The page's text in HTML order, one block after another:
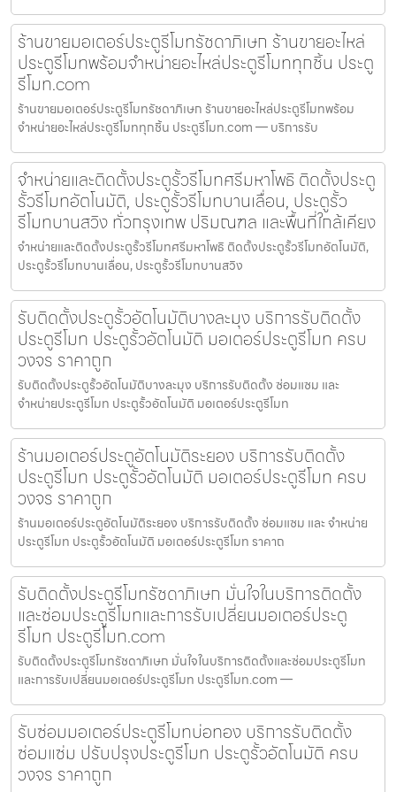
ร้านขายมอเตอร์ประตูรีโมทรัชดาภิเษก ร้านขายอะไหล่
ประตูรีโมทพร้อมจำหน่ายอะไหล่ประตูรีโมททุกชิ้น ประตู
รีโมท.com
ร้านขายมอเตอร์ประตูรีโมทรัชดาภิเษก ร้านขายอะไหล่ประตูรีโมทพร้อม
จำหน่ายอะไหล่ประตูรีโมททุกชิ้น ประตูรีโมท.com — บริการรับ
จำหน่ายและติดตั้งประตูรั้วรีโมทศรีมหาโพธิ ติดตั้งประตู
รั้วรีโมทอัตโนมัติ, ประตูรั้วรีโมทบานเลื่อน, ประตูรั้ว
รีโมทบานสวิง ทั่วกรุงเทพ ปริมณฑล และพื้นที่ใกล้เคียง
จำหน่ายและติดตั้งประตูรั้วรีโมทศรีมหาโพธิ ติดตั้งประตูรั้วรีโมทอัตโนมัติ,
ประตูรั้วรีโมทบานเลื่อน, ประตูรั้วรีโมทบานสวิง
รับติดตั้งประตูรั้วอัตโนมัติบางละมุง บริการรับติดตั้ง
ประตูรีโมท ประตูรั้วอัตโนมัติ มอเตอร์ประตูรีโมท ครบ
วงจร ราคาถูก
รับติดตั้งประตูรั้วอัตโนมัติบางละมุง บริการรับติดตั้ง ซ่อมแซม และ
จำหน่ายประตูรีโมท ประตูรั้วอัตโนมัติ มอเตอร์ประตูรีโมท
ร้านมอเตอร์ประตูอัตโนมัติระยอง บริการรับติดตั้ง
ประตูรีโมท ประตูรั้วอัตโนมัติ มอเตอร์ประตูรีโมท ครบ
วงจร ราคาถูก
ร้านมอเตอร์ประตูอัตโนมัติระยอง บริการรับติดตั้ง ซ่อมแซม และ จำหน่าย
ประตูรีโมท ประตูรั้วอัตโนมัติ มอเตอร์ประตูรีโมท ราคาถ
รับติดตั้งประตูรีโมทรัชดาภิเษก มั่นใจในบริการติดตั้ง
และซ่อมประตูรีโมทและการรับเปลี่ยนมอเตอร์ประตู
รีโมท ประตูรีโมท.com
รับติดตั้งประตูรีโมทรัชดาภิเษก มั่นใจในบริการติดตั้งและซ่อมประตูรีโมท
และการรับเปลี่ยนมอเตอร์ประตูรีโมท ประตูรีโมท.com —
รับซ่อมมอเตอร์ประตูรีโมทบ่อทอง บริการรับติดตั้ง
ซ่อมแซ่ม ปรับปรุงประตูรีโมท ประตูรั้วอัตโนมัติ ครบ
วงจร ราคาถูก